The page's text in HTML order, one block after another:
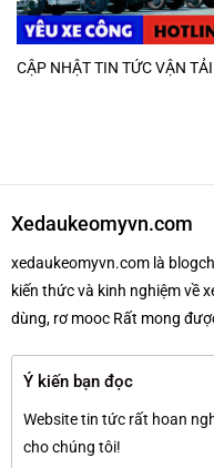
CẬP NHẬT TIN TỨC VẬN
Xedaukeomyvn.com
xedaukeomyvn.com là
kiến thức và kinh nghiệm về
dùng, rơ mooc Rất mong
Ý kiến bạn đọc
Website tin tức rất hoan
cho chúng tôi!